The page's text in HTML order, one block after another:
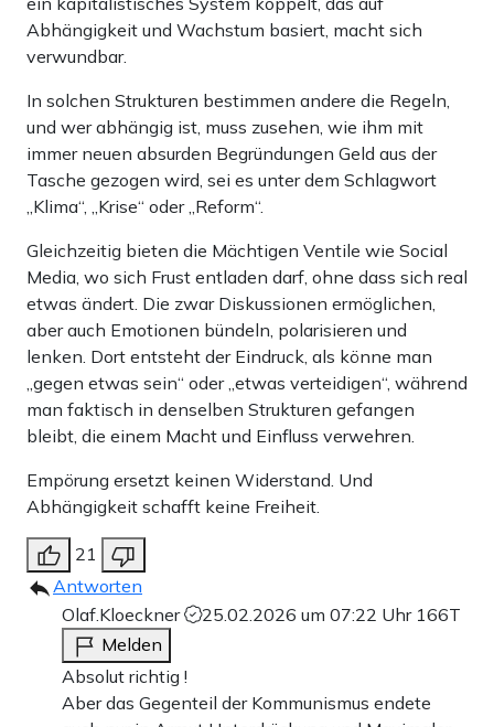
Abhängigkeit und Wachstum basiert, macht sich
verwundbar.
In solchen Strukturen bestimmen andere die Regeln,
und wer abhängig ist, muss zusehen, wie ihm mit
immer neuen absurden Begründungen Geld aus der
Tasche gezogen wird, sei es unter dem Schlagwort
„Klima“, „Krise“ oder „Reform“.
Gleichzeitig bieten die Mächtigen Ventile wie Social
Media, wo sich Frust entladen darf, ohne dass sich real
etwas ändert. Die zwar Diskussionen ermöglichen,
aber auch Emotionen bündeln, polarisieren und
lenken. Dort entsteht der Eindruck, als könne man
„gegen etwas sein“ oder „etwas verteidigen“, während
man faktisch in denselben Strukturen gefangen
bleibt, die einem Macht und Einfluss verwehren.
Empörung ersetzt keinen Widerstand. Und
Abhängigkeit schafft keine Freiheit.
21
Antworten
Olaf.Kloeckner
25.02.2026 um 07:22 Uhr 166T
Melden
Absolut richtig !
Aber das Gegenteil der Kommunismus endete